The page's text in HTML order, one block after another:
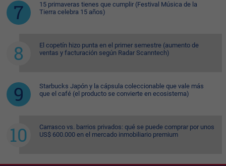
15 primaveras tienes que cumplir (Festival Música de la
Tierra celebra 15 años)
El copetín hizo punta en el primer semestre (aumento de
ventas y facturación según Radar Scanntech)
Starbucks Japón y la cápsula coleccionable que vale más
que el café (el producto se convierte en ecosistema)
Carrasco vs. barrios privados: qué se puede comprar por unos
US$ 600.000 en el mercado inmobiliario premium